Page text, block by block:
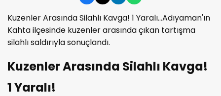
Kuzenler Arasında Silahlı Kavga! 1 Yaralı...Adıyaman'ın
Kahta ilçesinde kuzenler arasında çıkan tartışma
silahlı saldırıyla sonuçlandı.
Kuzenler Arasında Silahlı Kavga!
1 Yaralı!